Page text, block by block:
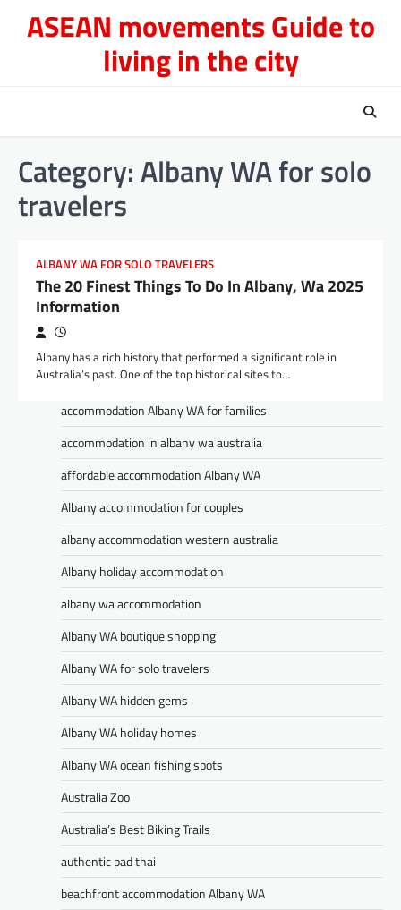
ASEAN movements Guide to
living in the city
Category:Albany WA for solo
travelers
ALBANY WA FOR SOLO TRAVELERS
The 20 Finest Things To Do In Albany, Wa 2025
Information
Albany has a rich history that performed a significant role in
Australia’s past. One of the top historical sites to…
accommodation Albany WA for families
accommodation in albany wa australia
affordable accommodation Albany WA
Albany accommodation for couples
albany accommodation western australia
Albany holiday accommodation
albany wa accommodation
Albany WA boutique shopping
Albany WA for solo travelers
Albany WA hidden gems
Albany WA holiday homes
Albany WA ocean fishing spots
Australia Zoo
Australia’s Best Biking Trails
authentic pad thai
beachfront accommodation Albany WA